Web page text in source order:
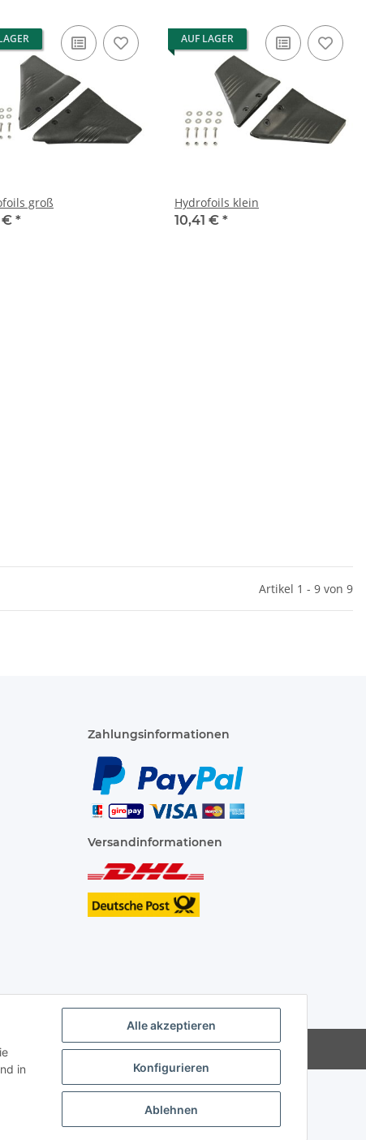
Alle akzeptieren
Konfigurieren
Ablehnen
in
groß
€ *
AUF LAGER
Hydrofoils klein
10,41 € *
Artikel 1 - 9 von 9
Zahlungsinformationen
Versandinformationen